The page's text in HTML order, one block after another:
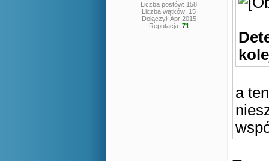
Liczba postów: 158
Liczba wątków: 15
Dołączył: Apr 2015
Reputacja: 71
a